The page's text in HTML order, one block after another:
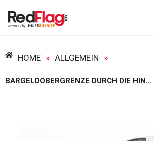
HOME » ALLGEMEIN »
BARGELDOBERGRENZE DURCH DIE HINTERTÜR? – BAFIN-ENTWURF SIEHT HOHE HÜRDEN FÜR BARTRANSAKTIONEN VOR